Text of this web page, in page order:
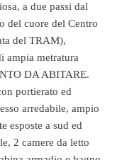
a due passi dal
del cuore del Centro
del TRAM),
ampia metratura
DA ABITARE.
portierato ed
arredabile, ampio
esposte a sud ed
2 camere da letto